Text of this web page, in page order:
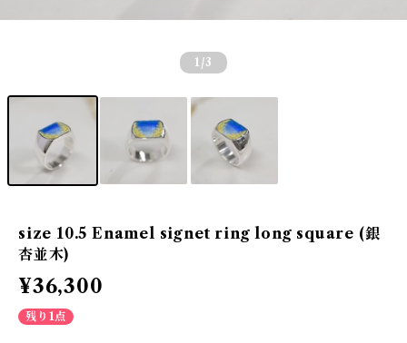
1 /3
size 10.5 Enamel signet ring long square (銀
杏並木)
¥36,300
残り1点